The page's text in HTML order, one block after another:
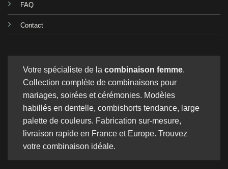
FAQ
Contact
Votre spécialiste de la combinaison femme.
Collection complète de combinaisons pour
mariages, soirées et cérémonies. Modèles
habillés en dentelle, combishorts tendance, large
palette de couleurs. Fabrication sur-mesure,
livraison rapide en France et Europe. Trouvez
votre combinaison idéale.